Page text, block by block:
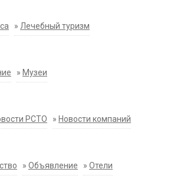
» Лечебный туризм
» Музеи
РСТО » Новости компаний
» Объявление » Отели